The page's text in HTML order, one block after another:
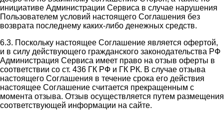
инициативе Администрации Сервиса в случае нарушения
Пользователем условий настоящего Соглашения без
возврата последнему каких-либо денежных средств.
6.3. Поскольку настоящее Соглашение является офертой,
и в силу действующего гражданского законодательства РФ
Администрация Сервиса имеет право на отзыв оферты в
соответствии со ст. 436 ГК РФ и ГК РК. В случае отзыва
настоящего Соглашения в течение срока его действия
настоящее Соглашение считается прекращенным с
момента отзыва. Отзыв осуществляется путем размещения
соответствующей информации на сайте.